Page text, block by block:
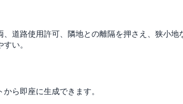
道路使用許可、隣地との離隔を押さえ、狭小地
い。
ら即座に生成できます。